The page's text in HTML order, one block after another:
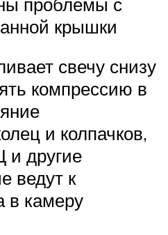
крышки
свечу снизу
компрессию в
и колпачков,
и другие
ведут к
в камеру